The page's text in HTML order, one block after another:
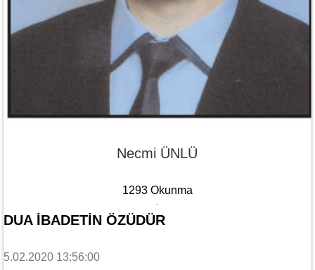
Necmi ÜNLÜ
1293 Okunma
DUA İBADETİN ÖZÜDÜR
5.02.2020 13:56:00